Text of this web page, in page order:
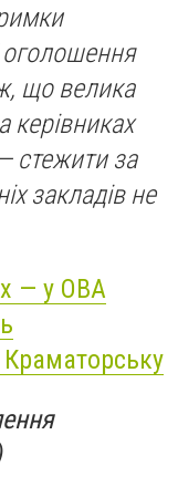
оголошення
що велика
керівниках
стежити за
закладів не
— у ОВА